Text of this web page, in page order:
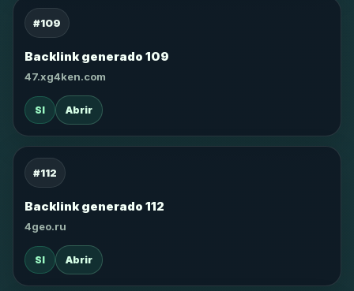
#109
Backlink generado 109
47.xg4ken.com
SI Abrir
#112
Backlink generado 112
4geo.ru
SI Abrir